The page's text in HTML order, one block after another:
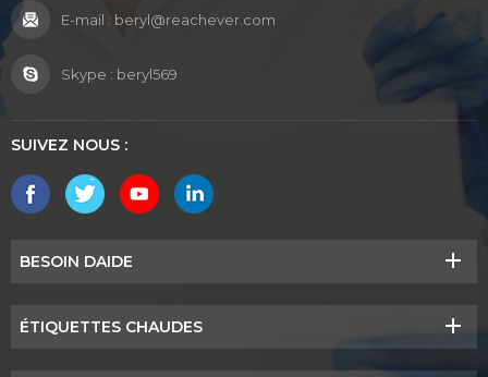
E-mail : beryl@reachever.com
Skype : beryl569
SUIVEZ NOUS :
BESOIN DAIDE
ÉTIQUETTES CHAUDES